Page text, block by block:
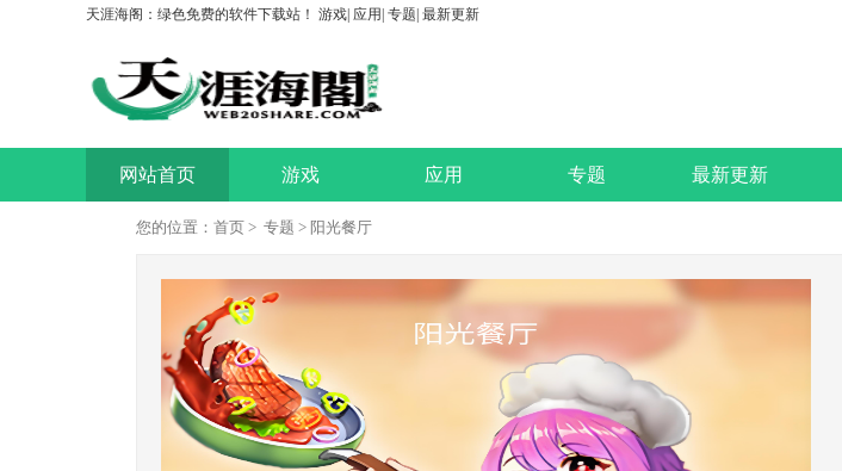
天涯海阁：绿色免费的软件下载站！ 游戏 应用 专题 最新更新
网站首页 游戏 应用 专题 最新更新
您的位置： 首页 > 专题 > 阳光餐厅